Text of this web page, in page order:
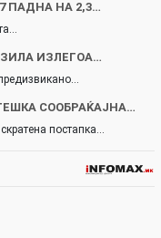
ПАДНА НА 2,3…
ИЗЛЕГОА…
СООБРАЌАЈНА…
постапка…